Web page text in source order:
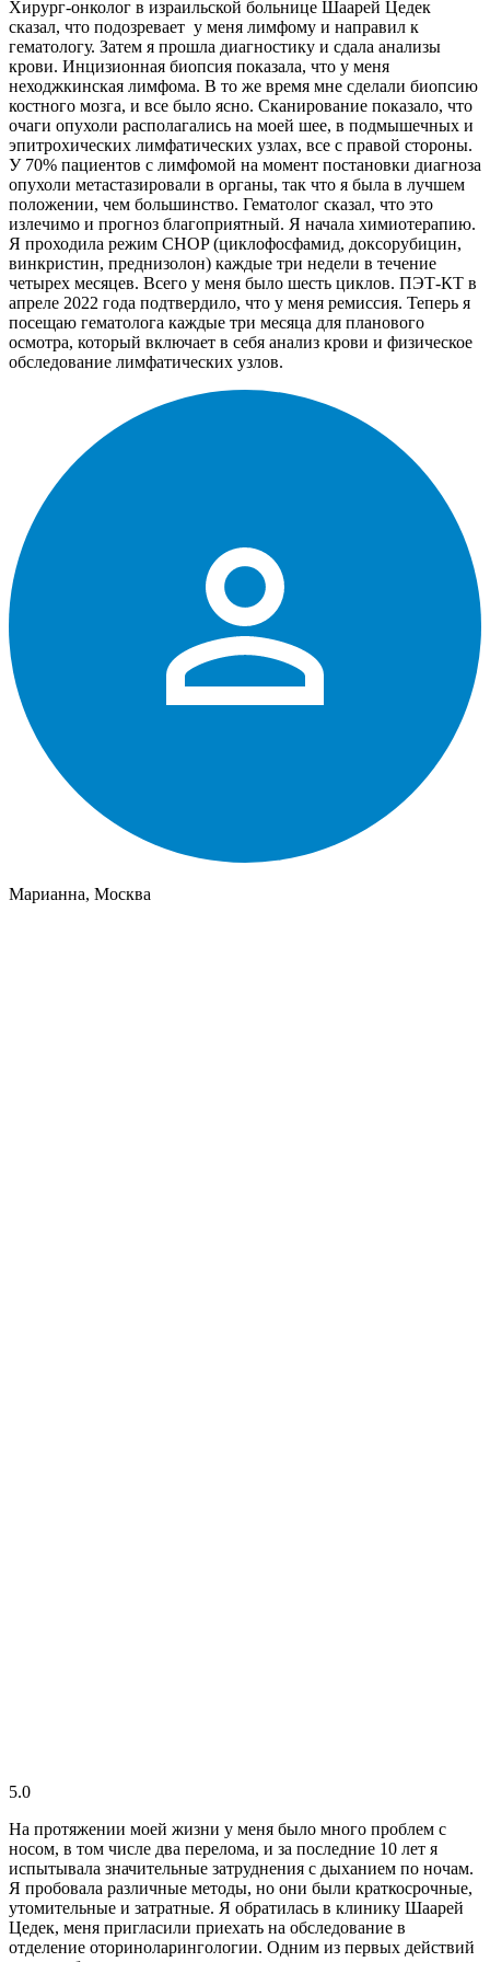
Хирург-онколог в израильской больнице Шаарей Цедек
сказал, что подозревает у меня лимфому и направил к
гематологу. Затем я прошла диагностику и сдала анализы
крови. Инцизионная биопсия показала, что у меня
неходжкинская лимфома. В то же время мне сделали биопсию
костного мозга, и все было ясно. Сканирование показало, что
очаги опухоли располагались на моей шее, в подмышечных и
эпитрохических лимфатических узлах, все с правой стороны.
У 70% пациентов с лимфомой на момент постановки диагноза
опухоли метастазировали в органы, так что я была в лучшем
положении, чем большинство. Гематолог сказал, что это
излечимо и прогноз благоприятный. Я начала химиотерапию.
Я проходила режим CHOP (циклофосфамид, доксорубицин,
винкристин, преднизолон) каждые три недели в течение
четырех месяцев. Всего у меня было шесть циклов. ПЭТ-КТ в
апреле 2022 года подтвердило, что у меня ремиссия. Теперь я
посещаю гематолога каждые три месяца для планового
осмотра, который включает в себя анализ крови и физическое
обследование лимфатических узлов.
Марианна, Москва
5.0
На протяжении моей жизни у меня было много проблем с
носом, в том числе два перелома, и за последние 10 лет я
испытывала значительные затруднения с дыханием по ночам.
Я пробовала различные методы, но они были краткосрочные,
утомительные и затратные. Я обратилась в клинику Шаарей
Цедек, меня пригласили приехать на обследование в
отделение оториноларингологии. Одним из первых действий